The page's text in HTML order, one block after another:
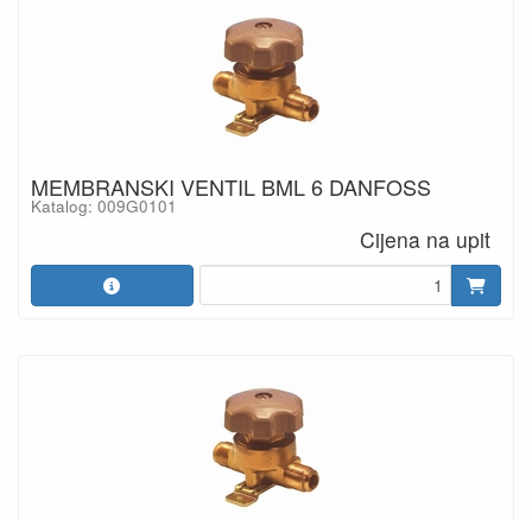
MEMBRANSKI VENTIL BML 6 DANFOSS
Katalog: 009G0101
Cijena na upit